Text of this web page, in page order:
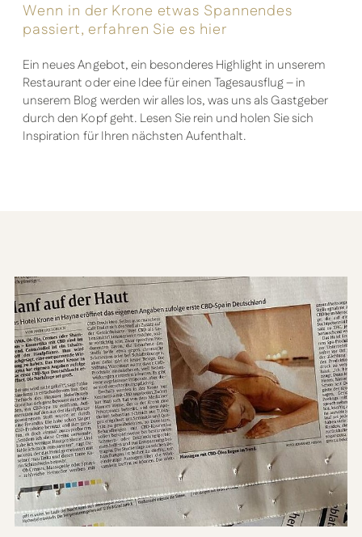
Wenn in der Krone etwas Spannendes
passiert, erfahren Sie es hier
Ein neues Angebot, ein besonderes Highlight in unserem
Restaurant oder eine Idee für einen Tagesausflug – in
unserem Blog werden wir alles los, was uns als Gastgeber
durch den Kopf geht. Lesen Sie rein und holen Sie sich
Inspiration für Ihren nächsten Aufenthalt.